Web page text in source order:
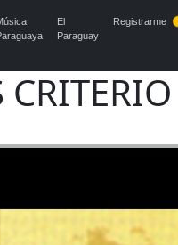
El
Paraguay
Registrarme